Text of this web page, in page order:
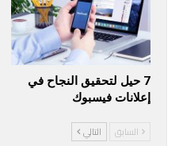
7 حيل لتحقيق النجاح في
إعلانات فيسبوك
السابق التالي